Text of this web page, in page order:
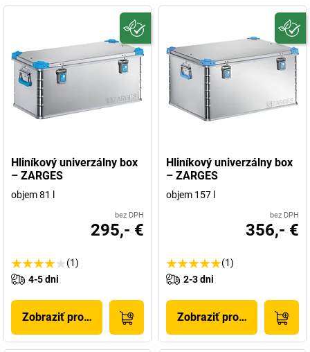
Hliníkový univerzálny box
– ZARGES
objem 81 l
bez DPH
295,- €
(1)
4-5 dni
Zobraziť produkt
Hliníkový univerzálny box
– ZARGES
objem 157 l
bez DPH
356,- €
(1)
2-3 dni
Zobraziť produkt